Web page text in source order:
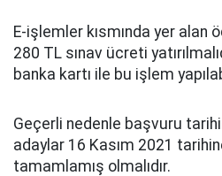
E-işlemler kısmında yer alan
280 TL sınav ücreti
banka kartı ile bu işlem
Geçerli nedenle başvuru
adaylar 16 Kasım 2021
tamamlamış olmalıdır.